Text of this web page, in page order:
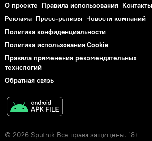
О проекте Правила использования Контакты
Реклама Пресс-релизы Новости компаний
Политика конфиденциальности
Политика использования Cookie
Правила применения рекомендательных
технологий
Обратная связь
© 2026 Sputnik Все права защищены. 18+